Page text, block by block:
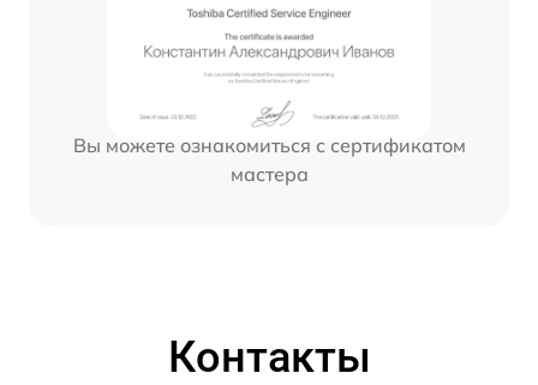
Вы можете ознакомиться с сертификатом
мастера
Контакты